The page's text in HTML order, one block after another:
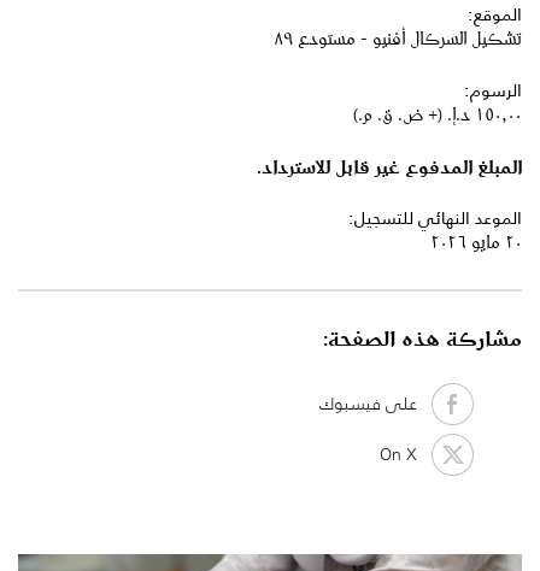
الموقع:
تشكيل السركال أفنيو - مستودع ٨٩
الرسوم:
١٥٠٫٠٠ د.إ.‏ (+ ض. ق. م.)
المبلغ المدفوع غير قابل للاسترداد.
الموعد النهائي للتسجيل:
٢٠ مايو ٢٠٢٦
مشاركة هذه الصفحة:
على فيسبوك